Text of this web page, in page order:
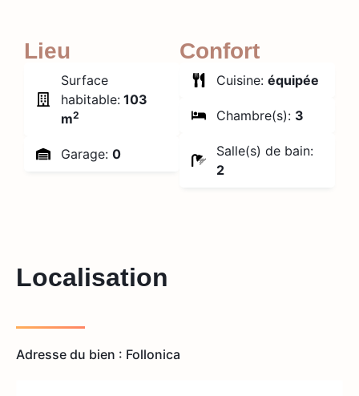
Lieu
Surface
habitable: 103
m2
Garage: 0
Confort
Cuisine: équipée
Chambre(s): 3
Salle(s) de bain:
2
Localisation
Adresse du bien : Follonica